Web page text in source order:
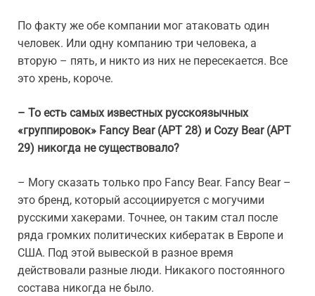
По факту же обе компании мог атаковать один
человек. Или одну компанию три человека, а
вторую – пять, и никто из них не пересекается. Все
это хрень, короче.
– То есть самых известных русскоязычных
«группировок» Fancy Bear (APT 28) и Cozy Bear (APT
29) никогда не существовало?
– Могу сказать только про Fancy Bear. Fancy Bear –
это бренд, который ассоциируется с могучими
русскими хакерами. Точнее, он таким стал после
ряда громких политических кибератак в Европе и
США. Под этой вывеской в разное время
действовали разные люди. Никакого постоянного
состава никогда не было.